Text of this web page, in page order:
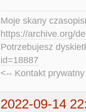
Moje skany
https://archive.org/
Potrzebujesz
id=18887
<-- Kontakt
2022-09-14